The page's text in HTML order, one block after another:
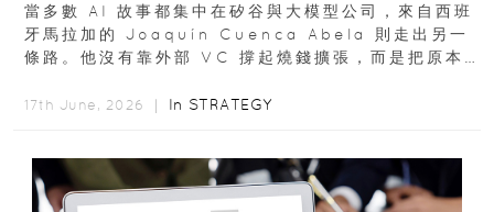
當多數 AI 故事都集中在矽谷與大模型公司，來自西班
牙馬拉加的 Joaquín Cuenca Abela 則走出另一
條路。他沒有靠外部 VC 撐起燒錢擴張，而是把原本
17th June, 2026 ｜ In STRATEGY